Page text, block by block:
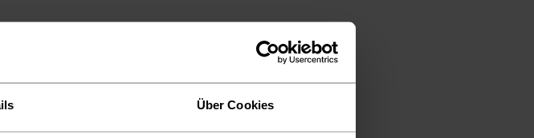
Über Cookies